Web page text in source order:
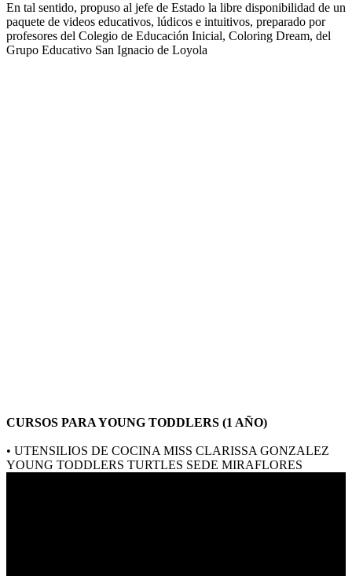
En tal sentido, propuso al jefe de Estado la libre disponibilidad de un
paquete de videos educativos, lúdicos e intuitivos, preparado por
profesores del Colegio de Educación Inicial, Coloring Dream, del
Grupo Educativo San Ignacio de Loyola
CURSOS PARA YOUNG TODDLERS (1 AÑO)
• UTENSILIOS DE COCINA MISS CLARISSA GONZALEZ
YOUNG TODDLERS TURTLES SEDE MIRAFLORES